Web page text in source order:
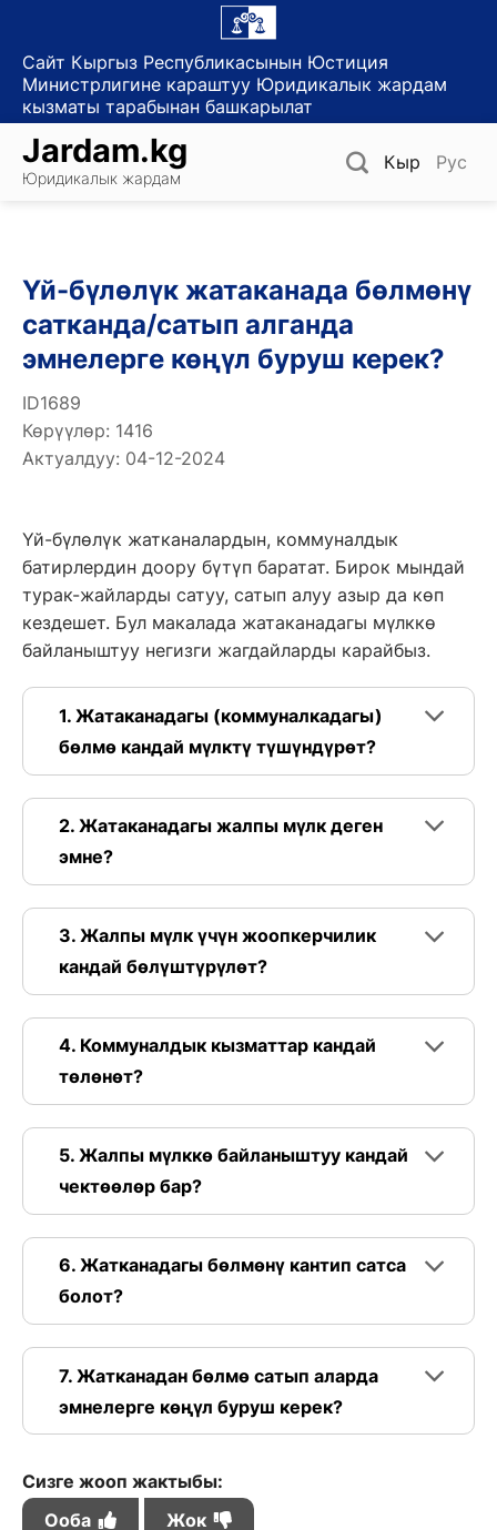
content
Сайт Кыргыз Республикасынын Юстиция
Министрлигине караштуу Юридикалык жардам
кызматы тарабынан башкарылат
Jardam.kg
Юридикалык жардам
Кыр Рус
Үй-бүлөлүк жатаканада бөлмөнү
сатканда/сатып алганда
эмнелерге көңүл буруш керек?
ID1689
Көрүүлөр: 1416
Актуалдуу: 04-12-2024
Үй-бүлөлүк жатканалардын, коммуналдык
батирлердин доору бүтүп баратат. Бирок мындай
турак-жайларды сатуу, сатып алуу азыр да көп
кездешет. Бул макалада жатаканадагы мүлккө
байланыштуу негизги жагдайларды карайбыз.
1. Жатаканадагы (коммуналкадагы)
бөлмө кандай мүлктү түшүндүрөт?
2. Жатаканадагы жалпы мүлк деген
эмне?
3. Жалпы мүлк үчүн жоопкерчилик
кандай бөлүштүрүлөт?
4. Коммуналдык кызматтар кандай
төлөнөт?
5. Жалпы мүлккө байланыштуу кандай
чектөөлөр бар?
6. Жатканадагы бөлмөнү кантип сатса
болот?
7. Жатканадан бөлмө сатып аларда
эмнелерге көңүл буруш керек?
Сизге жооп жактыбы:
Ооба
Жок